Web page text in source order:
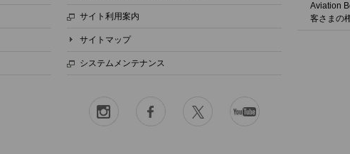
サイト利用案内
サイトマップ
システムメンテナンス
Aviation
客さまの